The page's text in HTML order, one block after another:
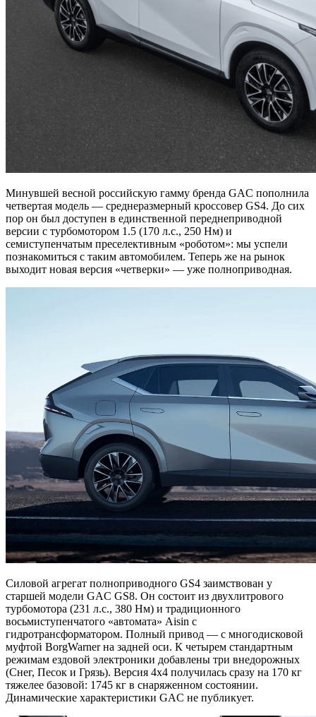
Минувшей весной российскую гамму бренда GAC пополнила
четвертая модель — среднеразмерный кроссовер GS4. До сих
пор он был доступен в единственной переднеприводной
версии с турбомотором 1.5 (170 л.с., 250 Нм) и
семиступенчатым преселективным «роботом»: мы успели
познакомиться с таким автомобилем. Теперь же на рынок
выходит новая версия «четверки» — уже полноприводная.
Силовой агрегат полноприводного GS4 заимствован у
старшей модели GAC GS8. Он состоит из двухлитрового
турбомотора (231 л.с., 380 Нм) и традиционного
восьмиступенчатого «автомата» Aisin с
гидротрансформатором. Полный привод — с многодисковой
муфтой BorgWarner на задней оси. К четырем стандартным
режимам ездовой электроники добавлены три внедорожных
(Снег, Песок и Грязь). Версия 4х4 получилась сразу на 170 кг
тяжелее базовой: 1745 кг в снаряженном состоянии.
Динамические характеристики GAC не публикует.